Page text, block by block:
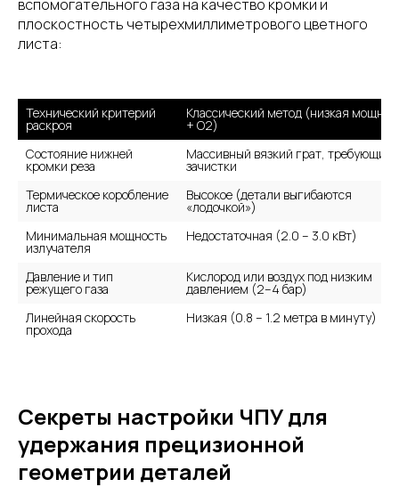
вспомогательного газа на качество кромки и
плоскостность четырехмиллиметрового цветного
листа:
Технический критерий
раскроя
Классический метод (низкая
+ O2)
Состояние нижней
кромки реза
Массивный вязкий грат, требующий
зачистки
Термическое коробление
листа
Высокое (детали выгибаются
«лодочкой»)
Минимальная мощность
излучателя
Недостаточная (2.0 – 3.0 кВт)
Давление и тип
режущего газа
Кислород или воздух под низким
давлением (2–4 бар)
Линейная скорость
прохода
Низкая (0.8 – 1.2 метра в минуту)
Секреты настройки ЧПУ для
удержания прецизионной
геометрии деталей